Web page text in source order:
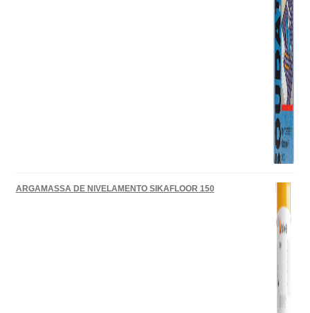
ARGAMASSA DE NIVELAMENTO SIKAFLOOR 150